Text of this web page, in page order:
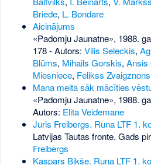
Briede, L. Bondare
Aicinājums
«Padomju Jaunatne», 1988.
178- Autors: Vilis Seleckis,
Blūms, Mihails Gorskis, Ansis
Miesniece, Felikss Zvaigznons
Mana meita sāk mācīties
«Padomju Jaunatne», 1988.
Autors: Elita Veidemane
Juris Freibergs. Runa LTF 1.
Latvijas Tautas fronte. Gads
Freibergs
Kaspars Bikše. Runa LTF 1.